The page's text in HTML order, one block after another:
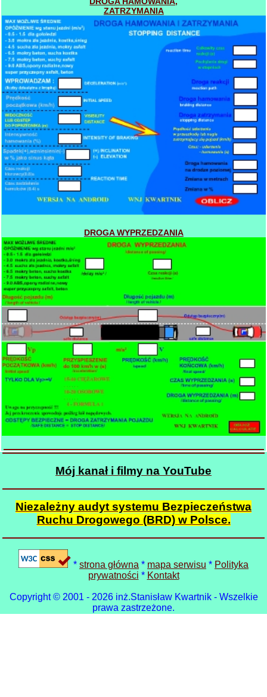
ZATRZYMANIA
DROGA WYPRZEDZANIA
Mój kanał i filmy na YouTube
Niezależny audyt systemu Bezpieczeństwa
Ruchu Drogowego (BRD) w Polsce.
* strona główna * mapa serwisu * Polityka
prywatności * Kontakt
Copyright © 2001 - 2026 inż.Stanisław Kwartnik - Wszelkie
prawa zastrzeżone.